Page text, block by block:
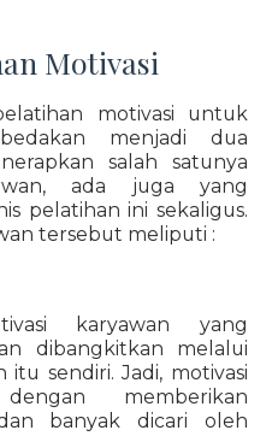
Motivasi
motivasi untuk
menjadi dua
salah satunya
ada juga yang
pelatihan ini sekaligus.
tersebut meliputi :
karyawan yang
dibangkitkan melalui
sendiri. Jadi, motivasi
memberikan
banyak dicari oleh